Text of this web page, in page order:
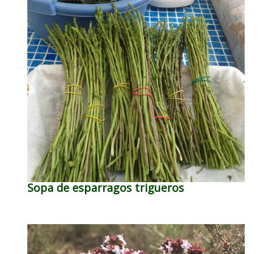
Sopa de esparragos trigueros